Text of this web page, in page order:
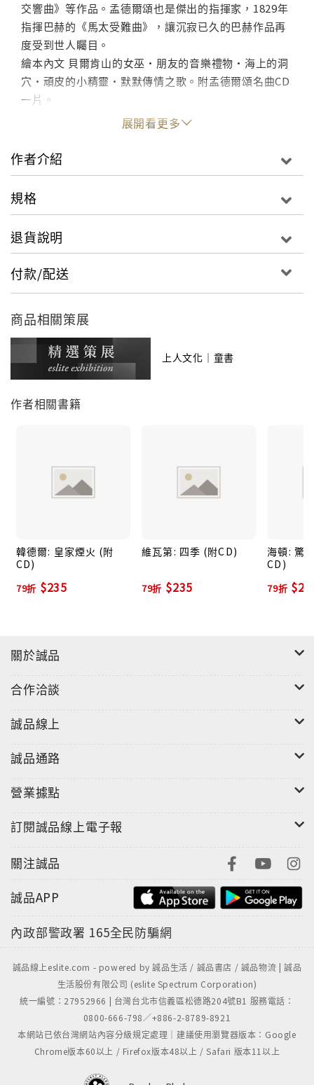
交響曲》等作品。孟德爾頌也是傑出的指揮家，1829年
指揮巴赫的《馬太受難曲》，讓沉寂已久的巴赫作品再
度受到世人矚目。
繪本內文 貝爾肯山的女巫•朋友的音樂禮物•海上的洞
穴•頑皮的小精靈•默默傳情之歌。附孟德爾頌名曲CD
一片。
展開看更多
作者介紹
規格
退貨說明
付款/配送
商品相關策展
上人文化｜童書
作者相關書籍
韓德爾: 皇家煙火 (附
CD)
79折 $235
維瓦第: 四季 (附CD)
79折 $235
海頓: 驚
CD)
79折
關於誠品
合作洽談
誠品線上
誠品通路
營業據點
訂閱誠品線上電子報
關注誠品
誠品APP
內政部警政署 165全民防騙網
誠品線上eslite.com - powered by 誠品生活 / 誠品書店 / 誠品物流 | 誠品
生活股份有限公司 (eslite Spectrum Corporation)
統一編號：27952966 | 台灣台北市信義區松德路204號B1 服務電話：
0800-666-798／+886-2-8789-8921
本網站已依台灣網站內容分級規定處理｜建議使用瀏覽器版本：Google
Chrome版本60以上 / Firefox版本48以上 / Safari 版本11以上